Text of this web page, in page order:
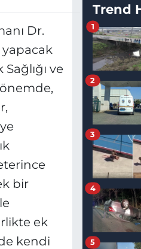
Dr.
ve
bir
ek
kendi
Trend
1
2
3
4
5